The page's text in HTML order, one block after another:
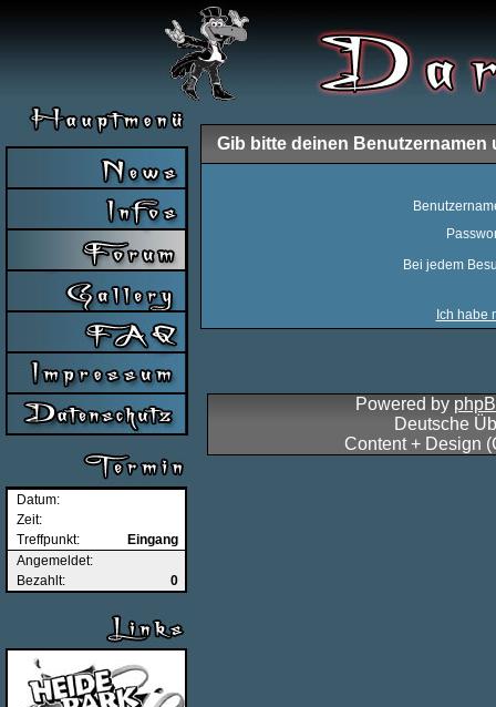
Datum:
Zeit:
Treffpunkt:
Eingang
Angemeldet:
Bezahlt:
0
Gib bitte deinen
Bei jedem
Ich habe
Powered by
Deutsche
Content + Design